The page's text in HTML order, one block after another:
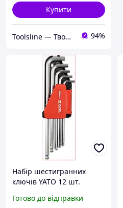
Купити
Toolsline — Твоя лінія інструменту 94%
Набір шестигранних
ключів YATO 12 шт.
для ремонту та складання
Готово до відправки